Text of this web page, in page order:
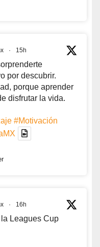
· 15h
por descubrir.
porque aprender
disfrutar la vida.
#Motivación
· 16h
la Leagues Cup